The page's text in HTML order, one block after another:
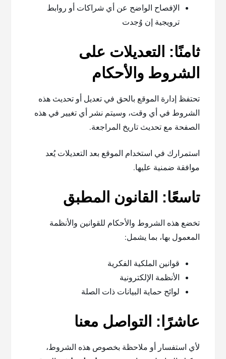
الإفصاح الواضح عن أي شراكات أو روابط
ترويجية إن وُجدت
ثامنًا: التعديلات على
الشروط والأحكام
تحتفظ إدارة الموقع بالحق في تعديل أو تحديث هذه
الشروط في أي وقت، وسيتم نشر أي تغيير في هذه
الصفحة مع تحديث تاريخ المراجعة.
استمرارك في استخدام الموقع بعد التعديلات يُعد
موافقة ضمنية عليها.
تاسعًا: القانون المطبق
تخضع هذه الشروط والأحكام للقوانين والأنظمة
المعمول بها، بما يشمل:
قوانين الملكية الفكرية
الأنظمة الإلكترونية
لوائح حماية البيانات ذات الصلة
عاشرًا: التواصل معنا
لأي استفسار أو ملاحظة بخصوص هذه الشروط،